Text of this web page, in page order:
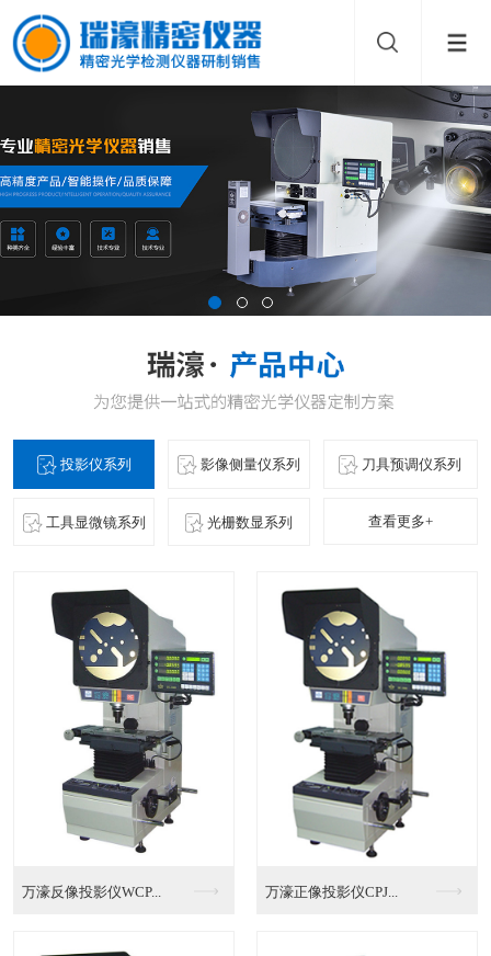
投影仪系列 影像侧量仪系列 刀具预调仪系列
工具显微镜系列 光栅数显系列 查看更多+
惠州全自动影像测量仪... 标准全自动影像测量仪...